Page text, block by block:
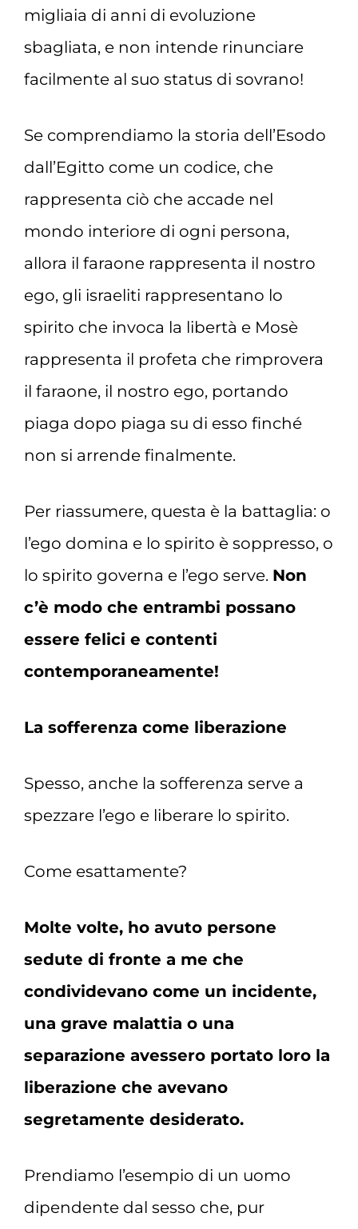
migliaia di anni di evoluzione
sbagliata, e non intende rinunciare
facilmente al suo status di sovrano!
Se comprendiamo la storia dell’Esodo
dall’Egitto come un codice, che
rappresenta ciò che accade nel
mondo interiore di ogni persona,
allora il faraone rappresenta il nostro
ego, gli israeliti rappresentano lo
spirito che invoca la libertà e Mosè
rappresenta il profeta che rimprovera
il faraone, il nostro ego, portando
piaga dopo piaga su di esso finché
non si arrende finalmente.
Per riassumere, questa è la battaglia: o
l’ego domina e lo spirito è soppresso, o
lo spirito governa e l’ego serve. Non
c’è modo che entrambi possano
essere felici e contenti
contemporaneamente!
La sofferenza come liberazione
Spesso, anche la sofferenza serve a
spezzare l’ego e liberare lo spirito.
Come esattamente?
Molte volte, ho avuto persone
sedute di fronte a me che
condividevano come un incidente,
una grave malattia o una
separazione avessero portato loro la
liberazione che avevano
segretamente desiderato.
Prendiamo l’esempio di un uomo
dipendente dal sesso che, pur